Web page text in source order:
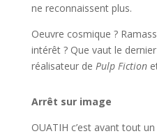
ne reconnaissent plus.
Oeuvre cosmique ?
intérêt ? Que vaut le
réalisateur de Pulp Fiction
Arrêt sur image
OUATIH c’est avant tout